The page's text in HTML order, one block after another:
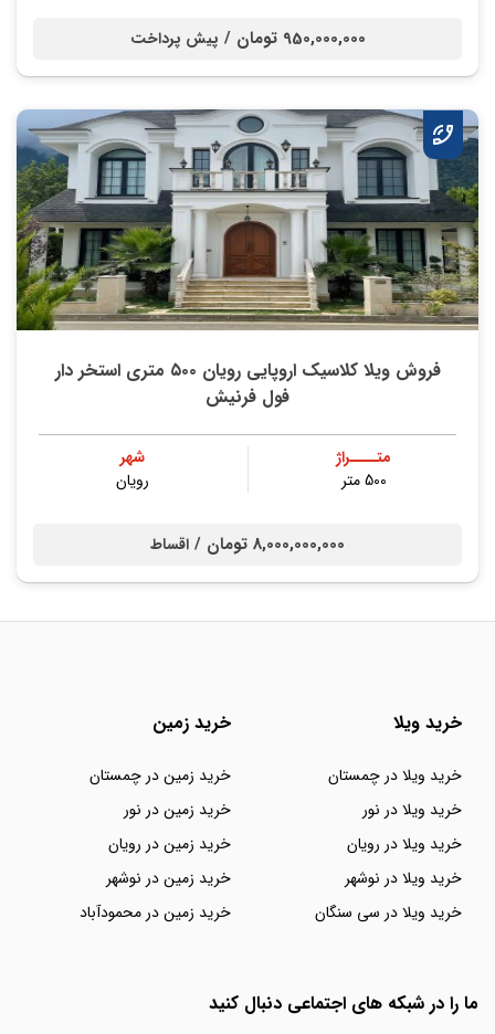
950,000,000 تومان / پیش پرداخت
فروش ویلا کلاسیک اروپایی رویان ۵۰۰ متری استخر دار
فول فرنیش
متــــراژ
500 متر
شهر
رویان
8,000,000,000 تومان / اقساط
خرید ویلا
خرید ویلا در چمستان
خرید ویلا در نور
خرید ویلا در رویان
خرید ویلا در نوشهر
خرید ویلا در سی سنگان
خرید زمین
خرید زمین در چمستان
خرید زمین در نور
خرید زمین در رویان
خرید زمین در نوشهر
خرید زمین در محمودآباد
ما را در شبکه های اجتماعی دنبال کنید